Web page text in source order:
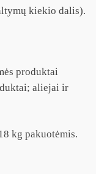
kiekio dalis).
produktai
aliejai ir
kg pakuotėmis.